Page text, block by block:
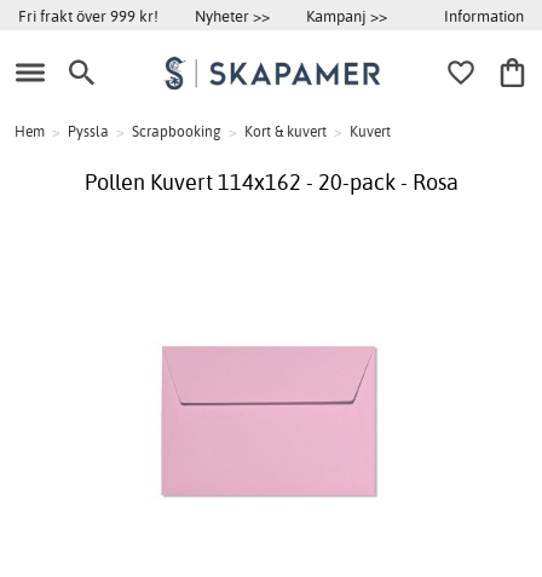
Fri frakt över 999 kr! Nyheter >> Kampanj >> Information
Hem > Pyssla > Scrapbooking > Kort & kuvert > Kuvert
Pollen Kuvert 114x162 - 20-pack - Rosa